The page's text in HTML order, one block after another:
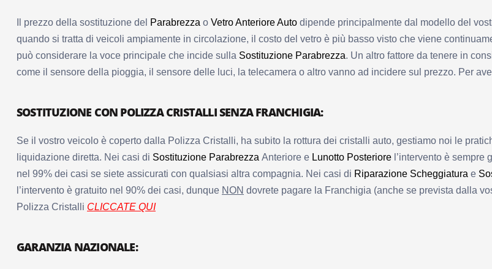
Il prezzo della sostituzione del Parabrezza o Vetro Anteriore Auto dipende principalmente dal modello del
quando si tratta di veicoli ampiamente in circolazione, il costo del vetro è più basso visto che viene
può considerare la voce principale che incide sulla Sostituzione Parabrezza. Un altro fattore da tenere in
come il sensore della pioggia, il sensore delle luci, la telecamera o altro vanno ad incidere sul prezzo. Per
SOSTITUZIONE CON POLIZZA CRISTALLI SENZA FRANCHIGIA:
Se il vostro veicolo è coperto dalla Polizza Cristalli, ha subito la rottura dei cristalli auto, gestiamo noi le
liquidazione diretta. Nei casi di Sostituzione Parabrezza Anteriore e Lunotto Posteriore l’intervento è
nel 99% dei casi se siete assicurati con qualsiasi altra compagnia. Nei casi di Riparazione Scheggiatura e
l’intervento è gratuito nel 90% dei casi, dunque NON dovrete pagare la Franchigia (anche se prevista dalla
Polizza Cristalli CLICCATE QUI
GARANZIA NAZIONALE: